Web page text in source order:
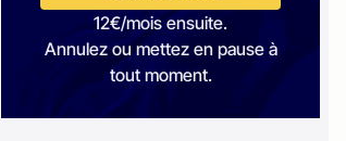
12€/mois ensuite.
Annulez ou mettez en pause à
tout moment.